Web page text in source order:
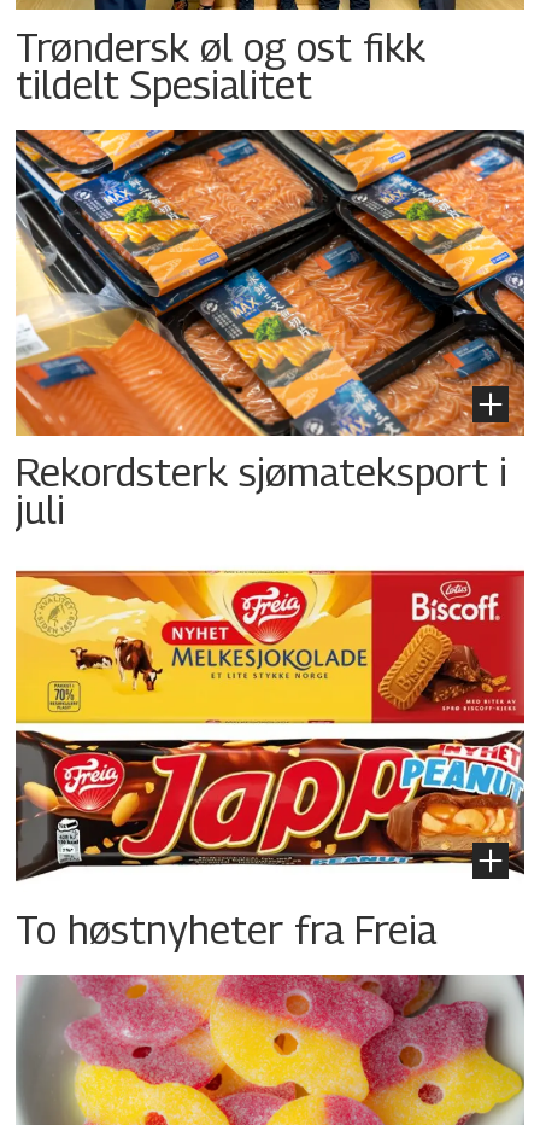
Trøndersk øl og ost fikk
tildelt Spesialitet
Rekordsterk sjømateksport i
juli
To høstnyheter fra Freia